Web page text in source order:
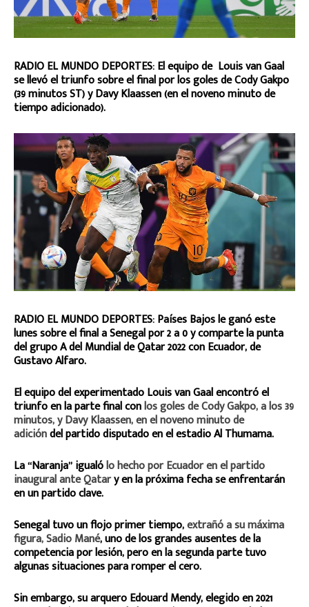
RADIO EL MUNDO DEPORTES: El equipo de Louis van Gaal
se llevó el triunfo sobre el final por los goles de Cody Gakpo
(39 minutos ST) y Davy Klaassen (en el noveno minuto de
tiempo adicionado).
RADIO EL MUNDO DEPORTES: Países Bajos le ganó este
lunes sobre el final a Senegal por 2 a 0 y comparte la punta
del grupo A del Mundial de Qatar 2022 con Ecuador, de
Gustavo Alfaro.
El equipo del experimentado Louis van Gaal encontró el
triunfo en la parte final conlos goles de Cody Gakpo, a los 39
minutos, y Davy Klaassen, en el noveno minuto de
adicióndel partido disputado en el estadio Al Thumama.
La “Naranja” igualólo hecho por Ecuador en el partido
inaugural ante Qatary en la próxima fecha se enfrentarán
en un partido clave.
Senegal tuvo un flojo primer tiempo,extrañó a su máxima
figura, Sadio Mané, uno de los grandes ausentes de la
competencia por lesión, pero en la segunda parte tuvo
algunas situaciones para romper el cero.
Sin embargo, su arquero Edouard Mendy, elegido en 2021